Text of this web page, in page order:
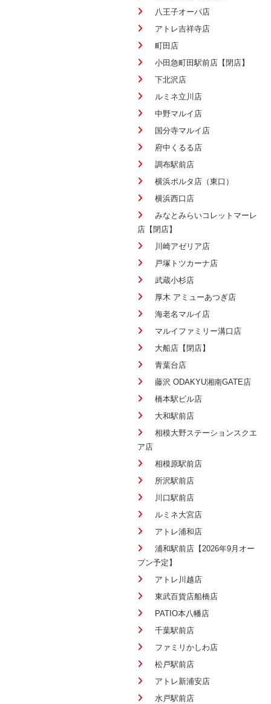
八王子オーパ店
アトレ吉祥寺店
町田店
小田急町田駅前店【閉店】
下北沢店
ルミネ立川店
中野マルイ店
国分寺マルイ店
府中くるる店
調布駅前店
横浜ポルタ店（東口）
横浜西口店
みなとみらいコレットマーレ
店【閉店】
川崎アゼリア店
戸塚トツカーナ店
武蔵小杉店
厚木 アミューあつぎ店
海老名マルイ店
マルイファミリー溝口店
大船店【閉店】
青葉台店
藤沢 ODAKYU湘南GATE店
橋本駅ビル店
大和駅前店
相模大野ステーションスクエ
ア店
相模原駅前店
所沢駅前店
川口駅前店
ルミネ大宮店
アトレ浦和店
浦和駅前店【2026年9月オー
プン予定】
アトレ川越店
東武百貨店船橋店
PATIO本八幡店
千葉駅前店
ファミリかしわ店
松戸駅前店
アトレ新浦安店
水戸駅前店